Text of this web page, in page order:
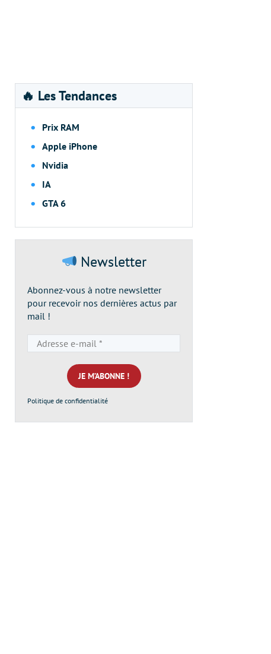
🔥 Les Tendances
Prix RAM
Apple iPhone
Nvidia
IA
GTA 6
Newsletter
Abonnez-vous à notre newsletter
pour recevoir nos dernières actus par
mail !
e-
mail
*
Politique de confidentialité